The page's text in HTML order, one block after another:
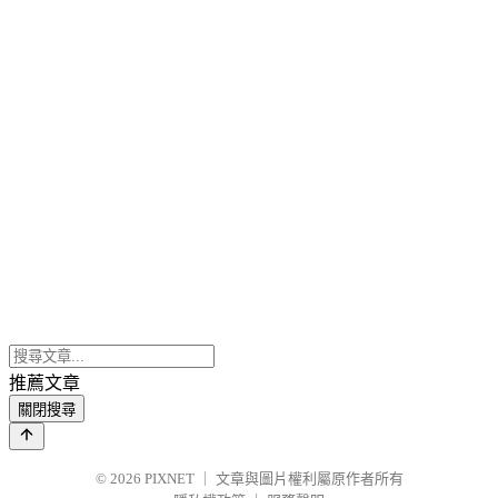
推薦文章
關閉搜尋
© 2026 PIXNET
文章與圖片權利屬原作者所有